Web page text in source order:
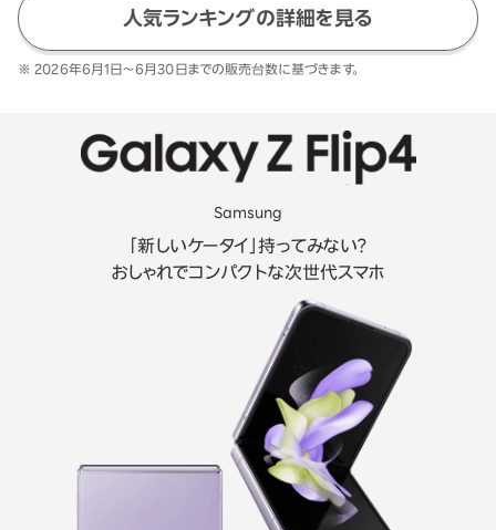
人気ランキングの詳細を見る
※ 2026年6月1日～6月30日までの販売台数に基づきます。
Samsung
「新しいケータイ」持ってみない？
おしゃれでコンパクトな次世代スマホ